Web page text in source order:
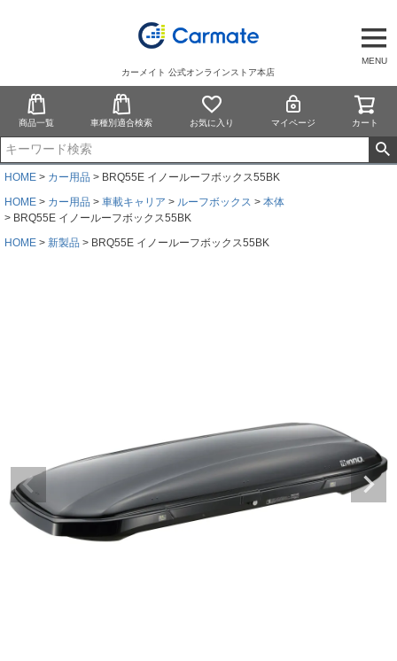
MENU
カーメイト 公式オンラインストア本店
商品一覧 車種別適合検索 お気に入り マイページ カート
HOME カー用品
BRQ55E イノールーフボックス55BK
HOME
カー用品 車載キャリア ルーフボックス
本体
BRQ55E イノールーフボックス55BK
HOME
新製品 BRQ55E イノールーフボックス55BK